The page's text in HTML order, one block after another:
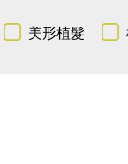
美形植髮